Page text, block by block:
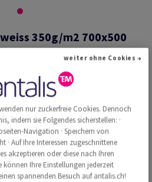
350g/m2 700x500
ECF, 350g/m2, 700mm x 500mm,
FSC Mix Credit
Produkt weiterempfehlen
nur zuckerfreie Cookies. Dennoch
indem sie Folgendes sicherstellen: ·
Navigation · Speichern von
· Auf Ihre Interessen zugeschnittene
akzeptieren oder diese nach Ihren
können Ihre Einstellungen jederzeit
spannenden Besuch auf antalis.ch!
weiter ohne Cookies →